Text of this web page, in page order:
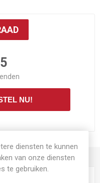
NU!
diensten te kunnen
van onze diensten
te gebruiken.